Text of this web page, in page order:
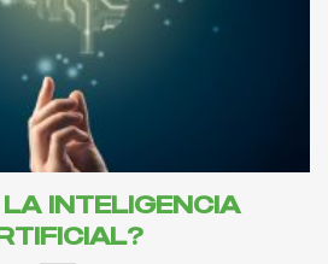
INTELIGENCIA